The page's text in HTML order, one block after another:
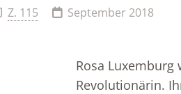
Z. 115
September 2018
Rosa
Revolutionärin.